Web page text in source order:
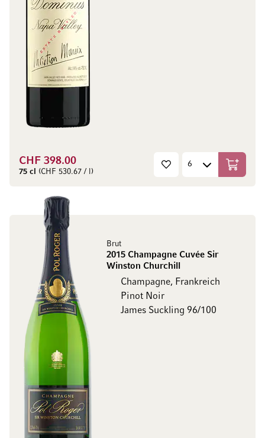
CHF 398.00
75 cl (CHF 530.67 / l) In den
Brut
2015 Champagne Cuvée Sir
Winston Churchill
Champagne, Frankreich
Pinot Noir
James Suckling 96/100